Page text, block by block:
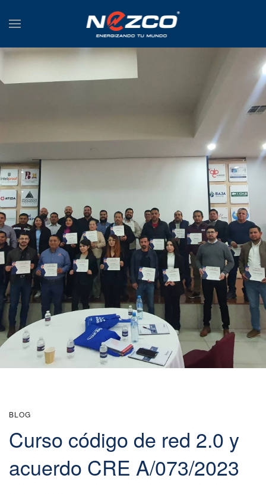
BLOG
Curso código de red 2.0 y
acuerdo CRE A/073/2023